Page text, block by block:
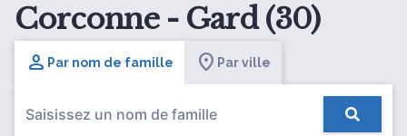
Corconne - Gard (30)
Par nom de famille Par ville